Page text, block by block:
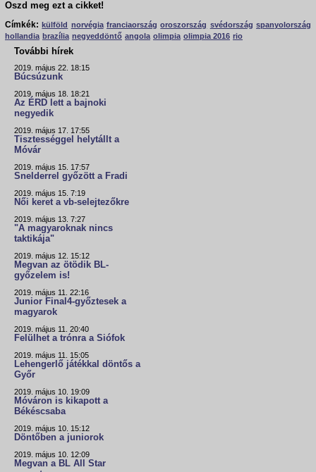
Oszd meg ezt a cikket!
Címkék: külföld norvégia franciaország oroszország svédország spanyolország
hollandia brazília negyeddöntő angola olimpia olimpia 2016 rio
További hírek
2019. május 22. 18:15
Búcsúzunk
2019. május 18. 18:21
Az ÉRD lett a bajnoki
negyedik
2019. május 17. 17:55
Tisztességgel helytállt a
Móvár
2019. május 15. 17:57
Snelderrel győzött a Fradi
2019. május 15. 7:19
Női keret a vb-selejtezőkre
2019. május 13. 7:27
"A magyaroknak nincs
taktikája"
2019. május 12. 15:12
Megvan az ötödik BL-
győzelem is!
2019. május 11. 22:16
Junior Final4-győztesek a
magyarok
2019. május 11. 20:40
Felülhet a trónra a Siófok
2019. május 11. 15:05
Lehengerlő játékkal döntős a
Győr
2019. május 10. 19:09
Móváron is kikapott a
Békéscsaba
2019. május 10. 15:12
Döntőben a juniorok
2019. május 10. 12:09
Megvan a BL All Star